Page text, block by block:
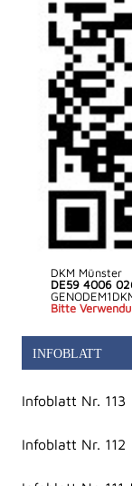
DKM Münster
DE59 4006
Bitte
INFOBLATT
Infoblatt Nr.
Infoblatt Nr.